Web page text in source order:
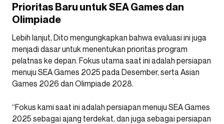
Prioritas Baru untuk SEA Games dan
Olimpiade
Lebih lanjut, Dito mengungkapkan bahwa evaluasi ini juga
menjadi dasar untuk menentukan prioritas program
pelatnas ke depan. Fokus utama saat ini adalah persiapan
menuju SEA Games 2025 pada Desember, serta Asian
Games 2026 dan Olimpiade 2028.
“Fokus kami saat ini adalah persiapan menuju SEA Games
2025 sebagai ajang terdekat, dan juga sebagai persiapan